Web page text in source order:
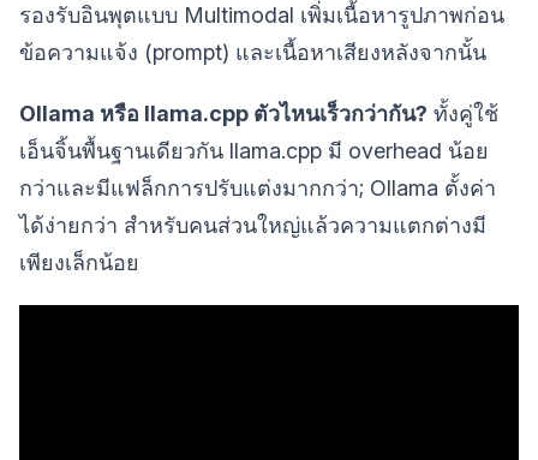
รองรับอินพุตแบบ Multimodal เพิ่มเนื้อหารูปภาพก่อน
ข้อความแจ้ง (prompt) และเนื้อหาเสียงหลังจากนั้น
Ollama หรือ llama.cpp ตัวไหนเร็วกว่ากัน? ทั้งคู่ใช้
เอ็นจิ้นพื้นฐานเดียวกัน llama.cpp มี overhead น้อย
กว่าและมีแฟล็กการปรับแต่งมากกว่า; Ollama ตั้งค่า
ได้ง่ายกว่า สำหรับคนส่วนใหญ่แล้วความแตกต่างมี
เพียงเล็กน้อย